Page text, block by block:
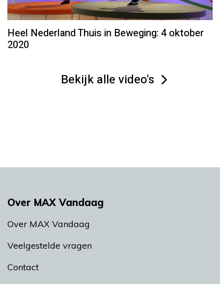
Heel Nederland Thuis in Beweging: 4 oktober
2020
Bekijk alle video's
Over MAX Vandaag
Over MAX Vandaag
Veelgestelde vragen
Contact